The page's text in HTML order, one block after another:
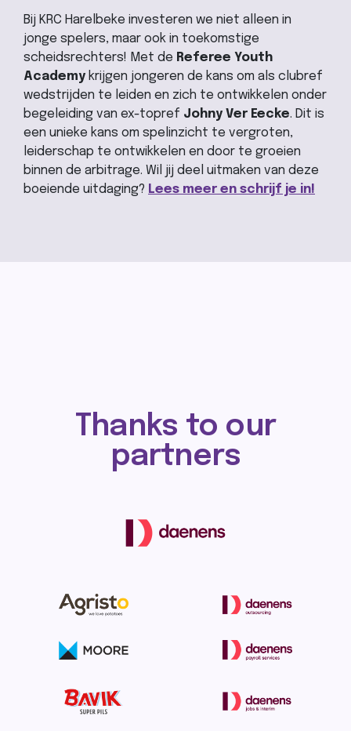
Bij KRC Harelbeke investeren we niet alleen in
jonge spelers, maar ook in toekomstige
scheidsrechters! Met de Referee Youth
Academy krijgen jongeren de kans om als clubref
wedstrijden te leiden en zich te ontwikkelen onder
begeleiding van ex-topref Johny Ver Eecke. Dit is
een unieke kans om spelinzicht te vergroten,
leiderschap te ontwikkelen en door te groeien
binnen de arbitrage. Wil jij deel uitmaken van deze
boeiende uitdaging? Lees meer en schrijf je in!
Thanks to our
partners